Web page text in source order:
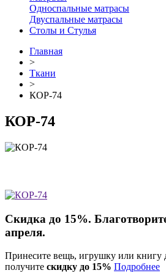
Односпальные матрасы
Двуспальные матрасы
Столы и Стулья
Главная
>
Ткани
>
КОР-74
КОР-74
Скидка до 15%.
апреля.
Принесите вещь, игрушку или книгу
получите скидку до 15% Подробнее